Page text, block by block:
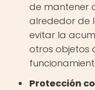
de mantener
alrededor de
evitar la
otros objetos
Protección